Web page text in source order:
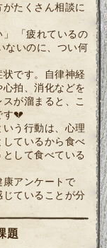
たくさん相談に
」 「疲れているの
ないのに、つい何
状です。自律神経
拍、消化などを
が溜まると、こ
す💔
う行動は、心理
ているから食べ
して食べている
アンケートで
ていることが分
題